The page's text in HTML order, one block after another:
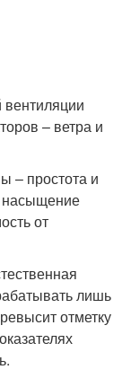
вентиляции
– ветра и
– простота и
насыщение
от
лишь
отметку